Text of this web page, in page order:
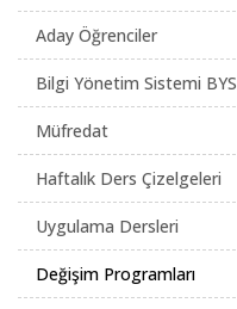
Aday Öğrenciler
Bilgi Yönetim Sistemi BYS
Müfredat
Haftalık Ders Çizelgeleri
Uygulama Dersleri
Değişim Programları